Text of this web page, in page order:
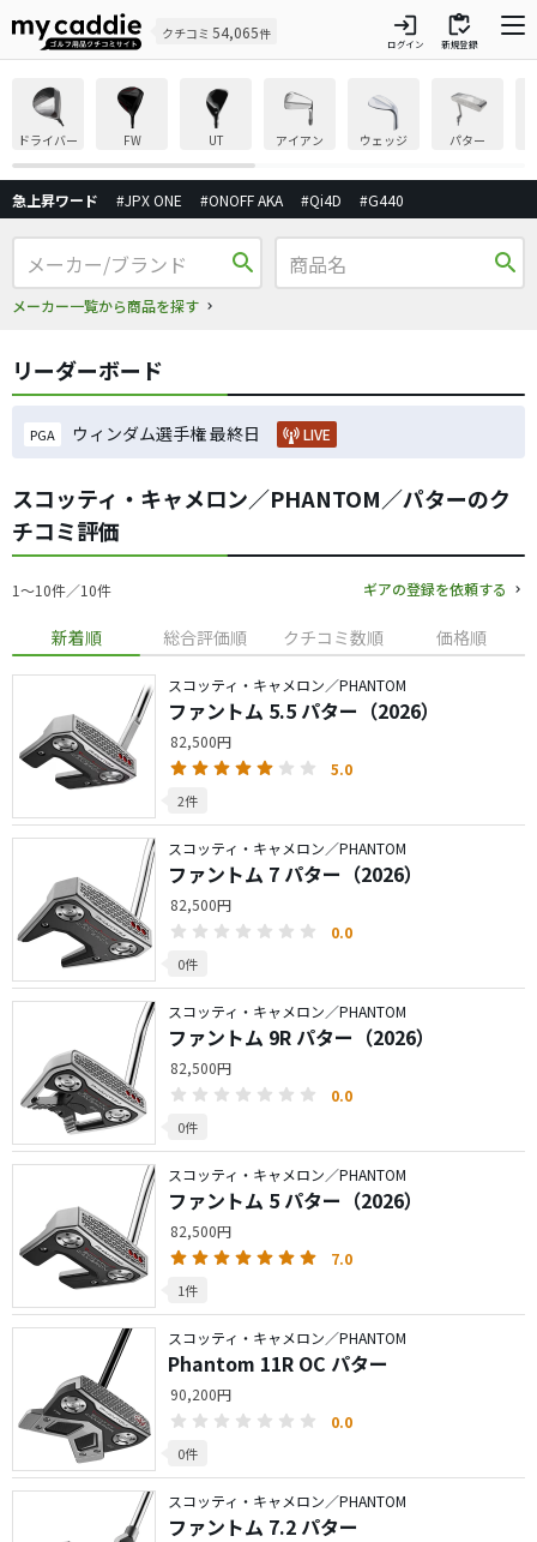
クチコミ 54,065件 login
ログイン
inventory
新規登録
ドライバー FW UT アイアン ウェッジ パター
急上昇ワード #JPX ONE #ONOFF AKA #Qi4D #G440
search
メーカー一覧から商品を探す
search
リーダーボード
PGA ウィンダム選手権 最終日 LIVE
スコッティ・キャメロン／PHANTOM／パターのク
チコミ評価
1〜10件／10件 ギアの登録を依頼する
新着順 総合評価順 クチコミ数順 価格順
スコッティ・キャメロン／PHANTOM
ファントム 5.5 パター（2026）
82,500円
5.0
2件
スコッティ・キャメロン／PHANTOM
ファントム 7 パター（2026）
82,500円
0.0
0件
スコッティ・キャメロン／PHANTOM
ファントム 9R パター（2026）
82,500円
0.0
0件
スコッティ・キャメロン／PHANTOM
ファントム 5 パター（2026）
82,500円
7.0
1件
スコッティ・キャメロン／PHANTOM
Phantom 11R OC パター
90,200円
0.0
0件
スコッティ・キャメロン／PHANTOM
ファントム 7.2 パター